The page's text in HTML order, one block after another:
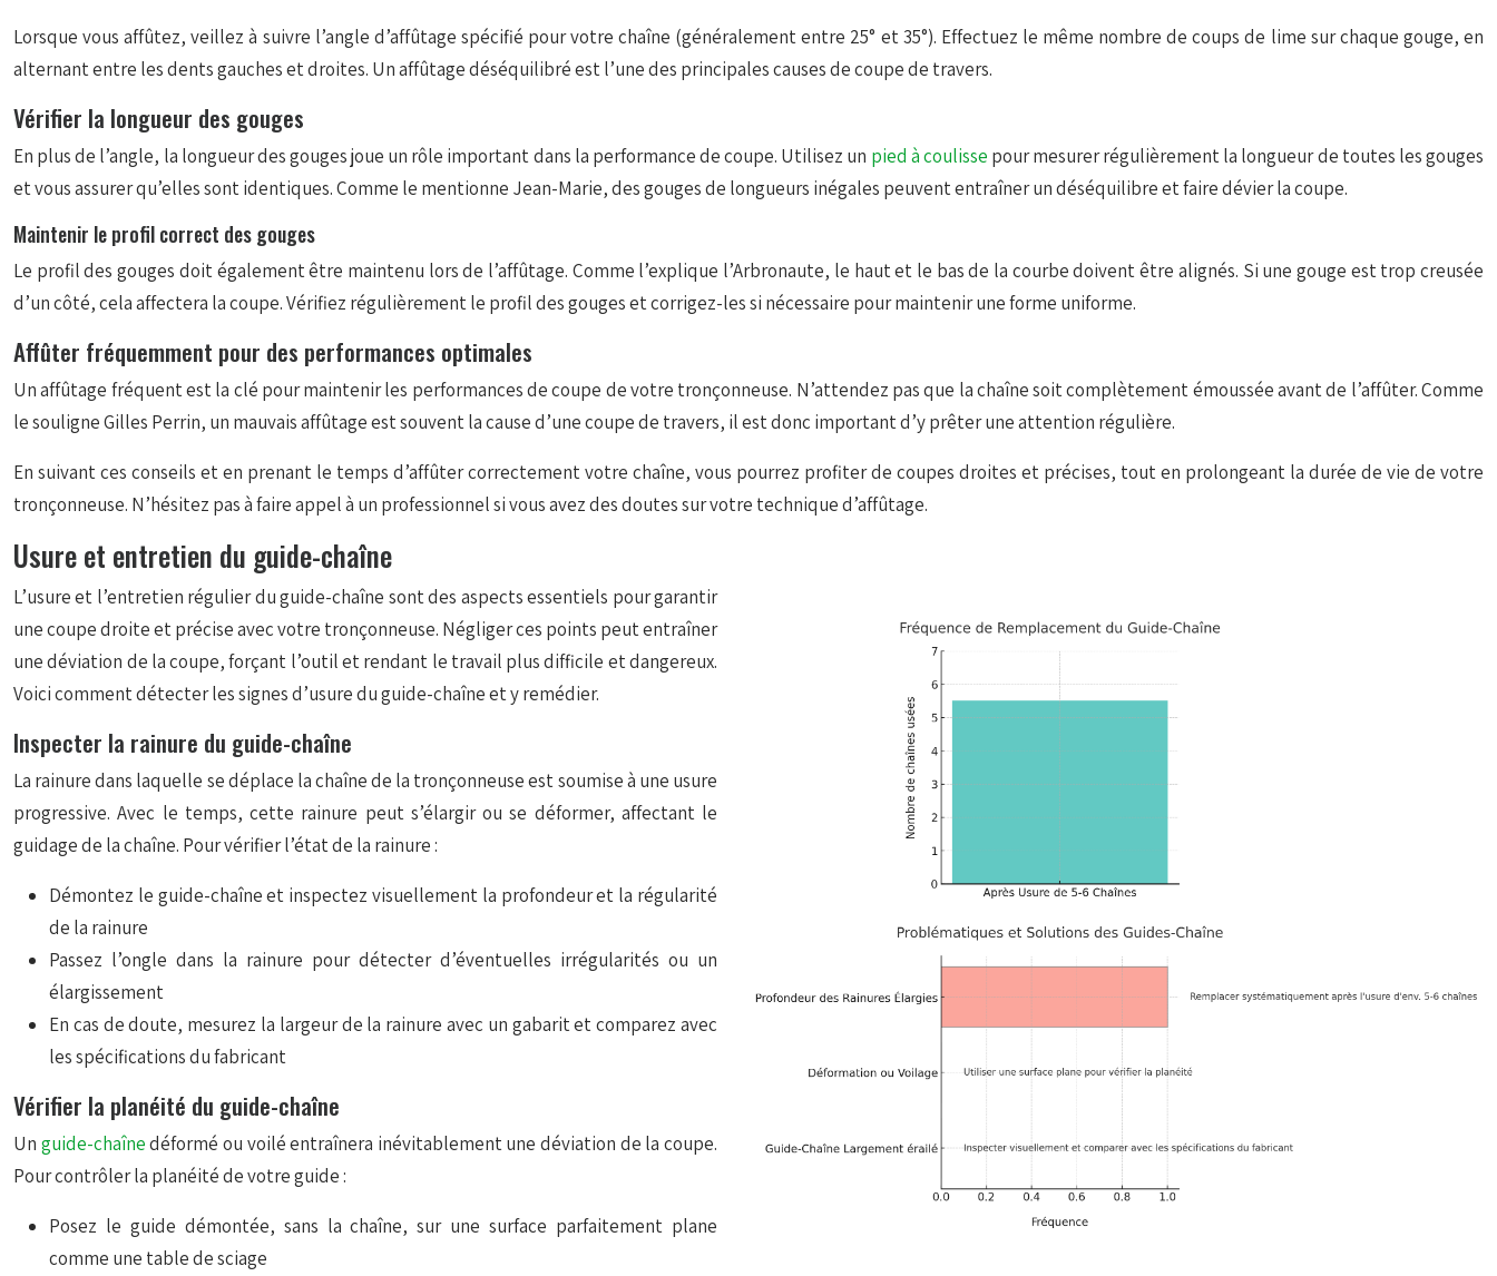
Lorsque vous affûtez, veillez à suivre l’angle d’affûtage spécifié pour votre chaîne (généralement entre 25° et 35°). Effectuez le même nombre de coups de lime sur chaque gouge, en
alternant entre les dents gauches et droites. Un affûtage déséquilibré est l’une des principales causes de coupe de travers.
Vérifier la longueur des gouges
En plus de l’angle, la longueur des gouges joue un rôle important dans la performance de coupe. Utilisez un pied à coulisse pour mesurer régulièrement la longueur de toutes les gouges
et vous assurer qu’elles sont identiques. Comme le mentionne Jean-Marie, des gouges de longueurs inégales peuvent entraîner un déséquilibre et faire dévier la coupe.
Maintenir le profil correct des gouges
Le profil des gouges doit également être maintenu lors de l’affûtage. Comme l’explique l’Arbronaute, le haut et le bas de la courbe doivent être alignés. Si une gouge est trop creusée
d’un côté, cela affectera la coupe. Vérifiez régulièrement le profil des gouges et corrigez-les si nécessaire pour maintenir une forme uniforme.
Affûter fréquemment pour des performances optimales
Un affûtage fréquent est la clé pour maintenir les performances de coupe de votre tronçonneuse. N’attendez pas que la chaîne soit complètement émoussée avant de l’affûter. Comme
le souligne Gilles Perrin, un mauvais affûtage est souvent la cause d’une coupe de travers, il est donc important d’y prêter une attention régulière.
En suivant ces conseils et en prenant le temps d’affûter correctement votre chaîne, vous pourrez profiter de coupes droites et précises, tout en prolongeant la durée de vie de votre
tronçonneuse. N’hésitez pas à faire appel à un professionnel si vous avez des doutes sur votre technique d’affûtage.
Usure et entretien du guide-chaîne
L’usure et l’entretien régulier du guide-chaîne sont des aspects essentiels pour garantir
une coupe droite et précise avec votre tronçonneuse. Négliger ces points peut entraîner
une déviation de la coupe, forçant l’outil et rendant le travail plus difficile et dangereux.
Voici comment détecter les signes d’usure du guide-chaîne et y remédier.
Inspecter la rainure du guide-chaîne
La rainure dans laquelle se déplace la chaîne de la tronçonneuse est soumise à une usure
progressive. Avec le temps, cette rainure peut s’élargir ou se déformer, affectant le
guidage de la chaîne. Pour vérifier l’état de la rainure :
Démontez le guide-chaîne et inspectez visuellement la profondeur et la régularité
de la rainure
Passez l’ongle dans la rainure pour détecter d’éventuelles irrégularités ou un
élargissement
En cas de doute, mesurez la largeur de la rainure avec un gabarit et comparez avec
les spécifications du fabricant
Vérifier la planéité du guide-chaîne
Un guide-chaînedéformé ou voilé entraînera inévitablement une déviation de la coupe.
Pour contrôler la planéité de votre guide :
Posez le guide démontée, sans la chaîne, sur une surface parfaitement plane
comme une table de sciage